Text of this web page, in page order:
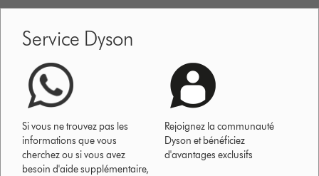
Service Dyson
Si vous ne trouvez pas les
informations que vous
cherchez ou si vous avez
besoin d'aide supplémentaire,
Rejoignez la communauté
Dyson et bénéficiez
d'avantages exclusifs